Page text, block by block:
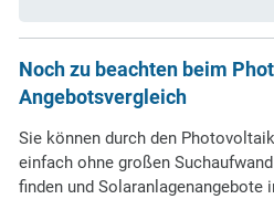
Noch zu beachten beim
Angebotsvergleich
Sie können durch den
einfach ohne großen
finden und Solaranlagenangebote